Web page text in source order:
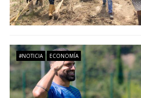
ó
d
e
#NOTICIA ECONOMÍA